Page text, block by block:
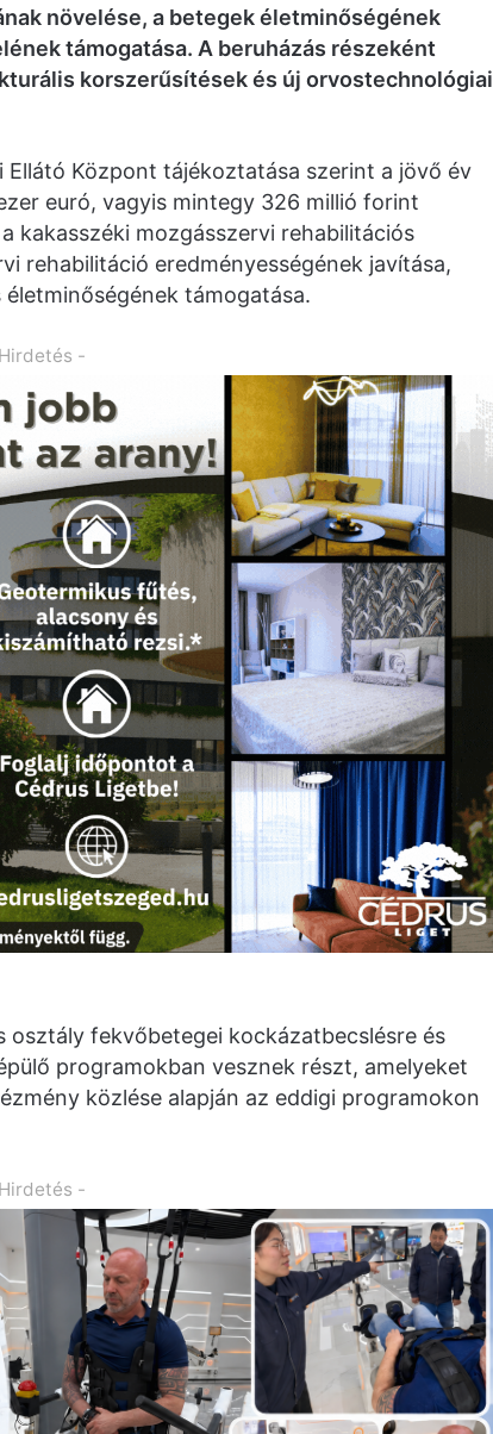
növelése, a betegek életminőségének
támogatása. A beruházás részeként
korszerűsítések és új orvostechnológiai
Központ tájékoztatása szerint a jövő év
euró, vagyis mintegy 326 millió forint
kakasszéki mozgásszervi rehabilitációs
rehabilitáció eredményességének javítása,
támogatása.
-
fekvőbetegei kockázatbecslésre és
programokban vesznek részt, amelyeket
közlése alapján az eddigi programokon
-